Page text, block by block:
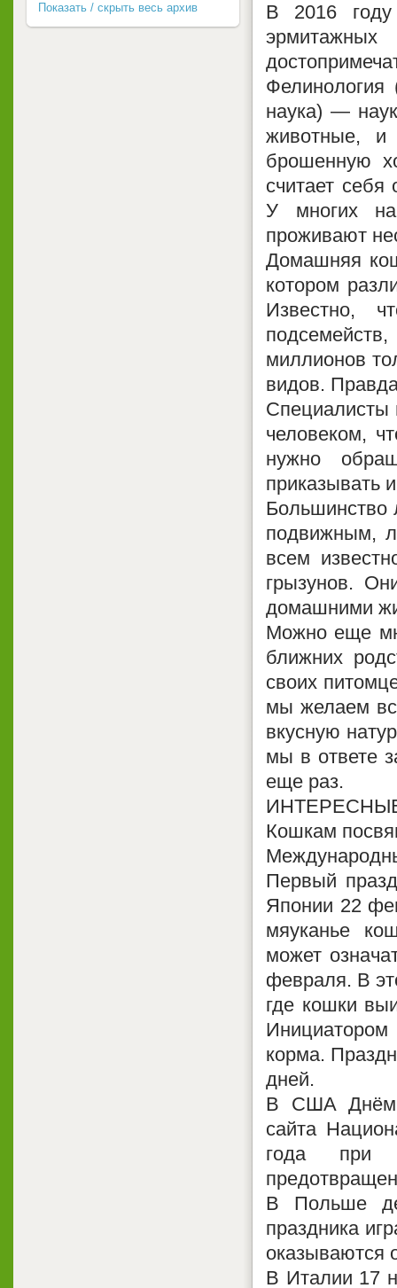
В 2016 году
наука) —
животные, и
брошенную
считает себя
У многих
проживают
Домашняя
котором
Известно,
миллионов
видов.
Специалисты
человеком,
нужно
приказывать
Большинство
подвижным,
всем
грызунов.
домашними
Можно еще
ближних
своих
мы желаем
вкусную
мы в ответе
еще раз.
Кошкам
Первый
Японии 22
мяуканье
может
февраля. В
где кошки
корма.
дней.
В США Днём
сайта
года при
В Польше
праздника
оказываются
В Италии 17
Показать / скрыть весь архив